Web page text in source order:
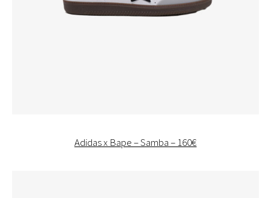
Adidas x Bape – Samba – 160€